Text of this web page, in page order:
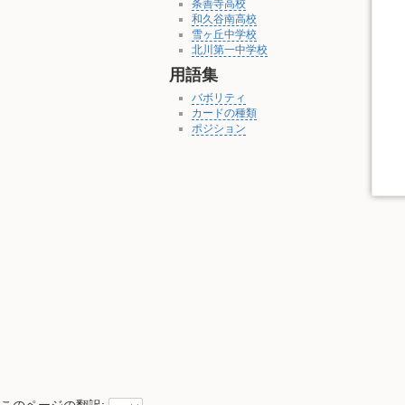
条善寺高校
和久谷南高校
雪ヶ丘中学校
北川第一中学校
用語集
バボリティ
カードの種類
ポジション